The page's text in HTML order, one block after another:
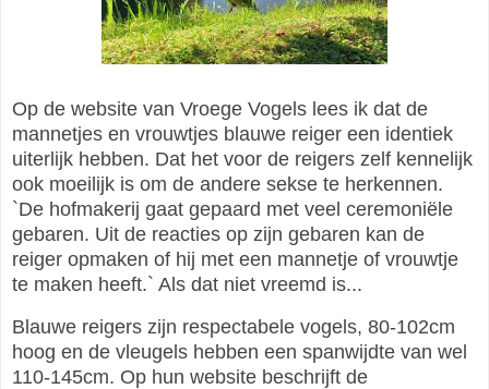
Op de website van Vroege Vogels lees ik dat de
mannetjes en vrouwtjes blauwe reiger een identiek
uiterlijk hebben. Dat het voor de reigers zelf kennelijk
ook moeilijk is om de andere sekse te herkennen.
`De hofmakerij gaat gepaard met veel ceremoniële
gebaren. Uit de reacties op zijn gebaren kan de
reiger opmaken of hij met een mannetje of vrouwtje
te maken heeft.` Als dat niet vreemd is...
Blauwe reigers zijn respectabele vogels, 80-102cm
hoog en de vleugels hebben een spanwijdte van wel
110-145cm. Op hun website beschrijft de